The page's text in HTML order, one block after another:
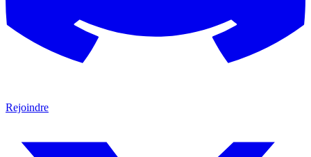
Rejoindre